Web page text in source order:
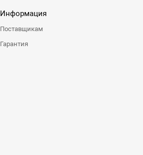
Информация
Поставщикам
Гарантия